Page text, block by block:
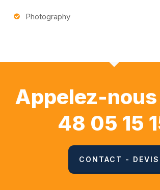
Photography
Appelez-nous
48 05 15
CONTACT - DEVIS